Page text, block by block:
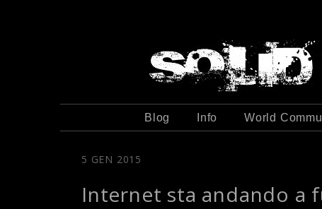
Blog Info World
5 GEN 2015
Internet sta andando a